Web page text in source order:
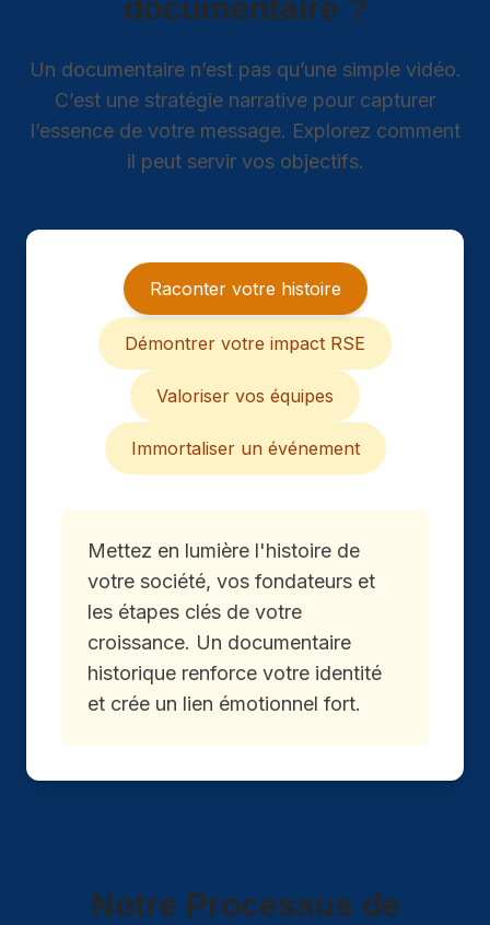
documentaire ?
Un documentaire n’est pas qu’une simple vidéo.
C’est une stratégie narrative pour capturer
l’essence de votre message. Explorez comment
il peut servir vos objectifs.
Raconter votre histoire
Démontrer votre impact RSE
Valoriser vos équipes
Immortaliser un événement
Mettez en lumière l'histoire de
votre société, vos fondateurs et
les étapes clés de votre
croissance. Un documentaire
historique renforce votre identité
et crée un lien émotionnel fort.
Notre Processus de